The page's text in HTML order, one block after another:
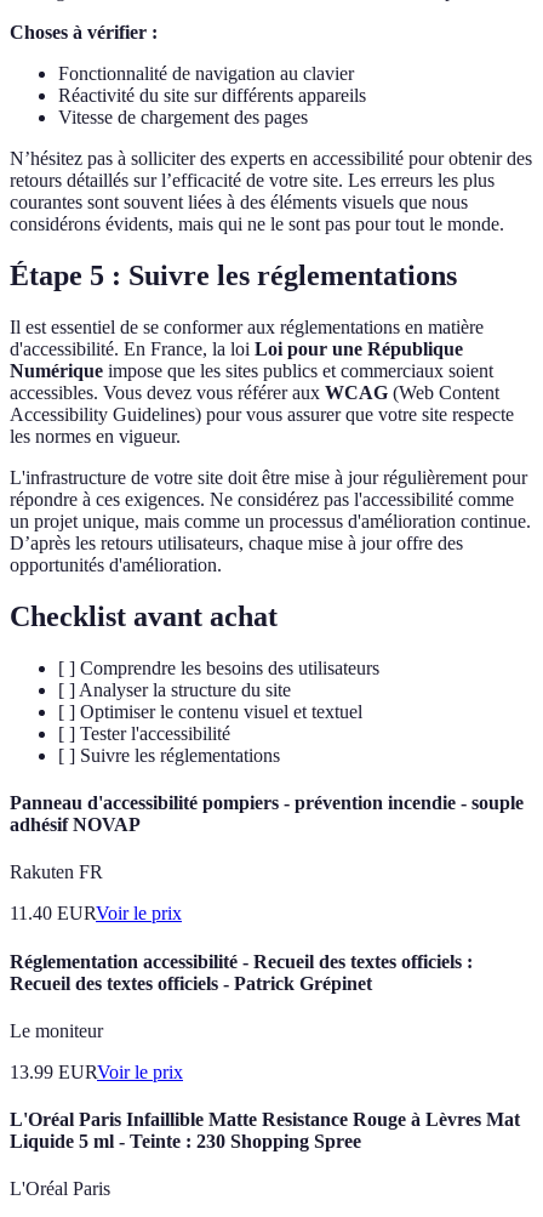
Choses à vérifier :
Fonctionnalité de navigation au clavier
Réactivité du site sur différents appareils
Vitesse de chargement des pages
N’hésitez pas à solliciter des experts en accessibilité pour obtenir des
retours détaillés sur l’efficacité de votre site. Les erreurs les plus
courantes sont souvent liées à des éléments visuels que nous
considérons évidents, mais qui ne le sont pas pour tout le monde.
Étape 5 : Suivre les réglementations
Il est essentiel de se conformer aux réglementations en matière
d'accessibilité. En France, la loi Loi pour une République
Numérique impose que les sites publics et commerciaux soient
accessibles. Vous devez vous référer aux WCAG (Web Content
Accessibility Guidelines) pour vous assurer que votre site respecte
les normes en vigueur.
L'infrastructure de votre site doit être mise à jour régulièrement pour
répondre à ces exigences. Ne considérez pas l'accessibilité comme
un projet unique, mais comme un processus d'amélioration continue.
D’après les retours utilisateurs, chaque mise à jour offre des
opportunités d'amélioration.
Checklist avant achat
[ ] Comprendre les besoins des utilisateurs
[ ] Analyser la structure du site
[ ] Optimiser le contenu visuel et textuel
[ ] Tester l'accessibilité
[ ] Suivre les réglementations
Panneau d'accessibilité pompiers - prévention incendie - souple
adhésif NOVAP
Rakuten FR
11.40 EURVoir le prix
Réglementation accessibilité - Recueil des textes officiels :
Recueil des textes officiels - Patrick Grépinet
Le moniteur
13.99 EURVoir le prix
L'Oréal Paris Infaillible Matte Resistance Rouge à Lèvres Mat
Liquide 5 ml - Teinte : 230 Shopping Spree
L'Oréal Paris